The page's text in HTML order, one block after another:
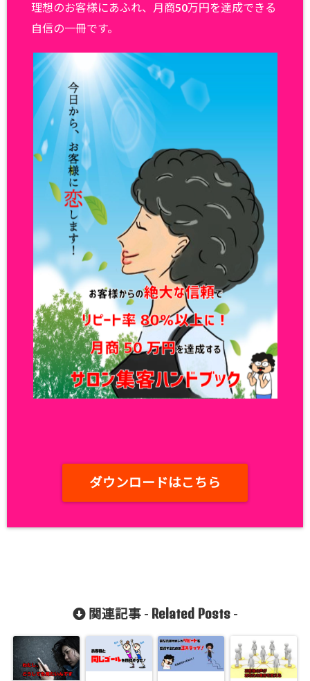
理想のお客様にあふれ、月商50万円を達成できる
自信の一冊です。
ダウンロードはこちら
関連記事 - Related Posts-